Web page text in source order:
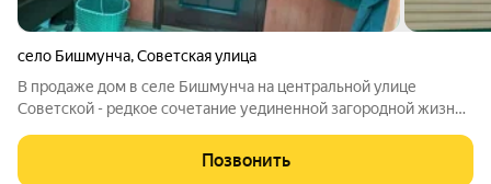
село Бишмунча,Советская улица
В продаже дом в селе Бишмунча на центральной улице
Советской - редкое сочетание уединенной загородной жизни
отличается плодородной почвой, что открывает широкие
возможности для садоводства и
Позвонить